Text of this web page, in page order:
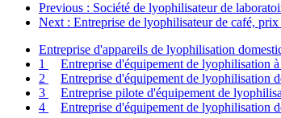
Previous : Société de lyophilisateur de
Next : Entreprise de lyophilisateur de café,
Entreprise d'appareils de lyophilisation
1
Entreprise d'équipement de lyophilisation
2
Entreprise d'équipement de lyophilisation
3
Entreprise pilote d'équipement de
4
Entreprise d'équipement de lyophilisation